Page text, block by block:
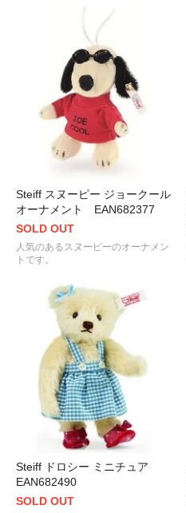
Steiff スヌーピー ジョークール
オーナメント EAN682377
SOLD OUT
人気のあるスヌーピーのオーナメン
トです。
Steiff ドロシー ミニチュア
EAN682490
SOLD OUT